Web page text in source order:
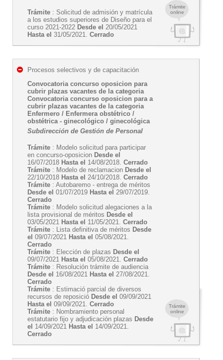
Trámite
online
Trámite : Solicitud de admisión y matrícula
a los estudios superiores de Diseño para el
curso 2021-2022 Desde el 20/05/2021
Hasta el 31/05/2021. Cerrado
Trámite
online
Procesos selectivos y de capacitación
Convocatoria concurso oposicion para
cubrir plazas vacantes de la categoria
Convocatoria concurso oposicion para a
cubrir plazas vacantes de la categoria
Enfermero / Enfermera obstétrico /
obstétrica - ginecológico / ginecológica
Subdirección de Gestión de Personal
Trámite : Modelo solicitud para participar
en concurso-oposicion Desde el
16/07/2018 Hasta el 14/08/2018. Cerrado
Trámite : Modelo de reclamacion Desde el
22/10/2018 Hasta el 24/10/2018. Cerrado
Trámite : Autobaremo - entrega de méritos
Desde el 01/07/2019 Hasta el 29/07/2019.
Cerrado
Trámite : Modelo solicitud alegaciones a la
lista provisional de méritos Desde el
03/05/2021 Hasta el 11/05/2021. Cerrado
Trámite : Lista definitiva de méritos Desde
el 09/07/2021 Hasta el 05/08/2021.
Cerrado
Trámite : Elección de plazas Desde el
09/07/2021 Hasta el 05/08/2021. Cerrado
Trámite : Resolución trámite de audiencia
Desde el 16/08/2021 Hasta el 27/08/2021.
Cerrado
Trámite : Estimació parcial de diversos
recursos de reposició Desde el 09/09/2021
Hasta el 09/09/2021. Cerrado
Trámite : Nombramiento personal
estatutario fijo y adjudicación plazas Desde
el 14/09/2021 Hasta el 14/09/2021.
Cerrado